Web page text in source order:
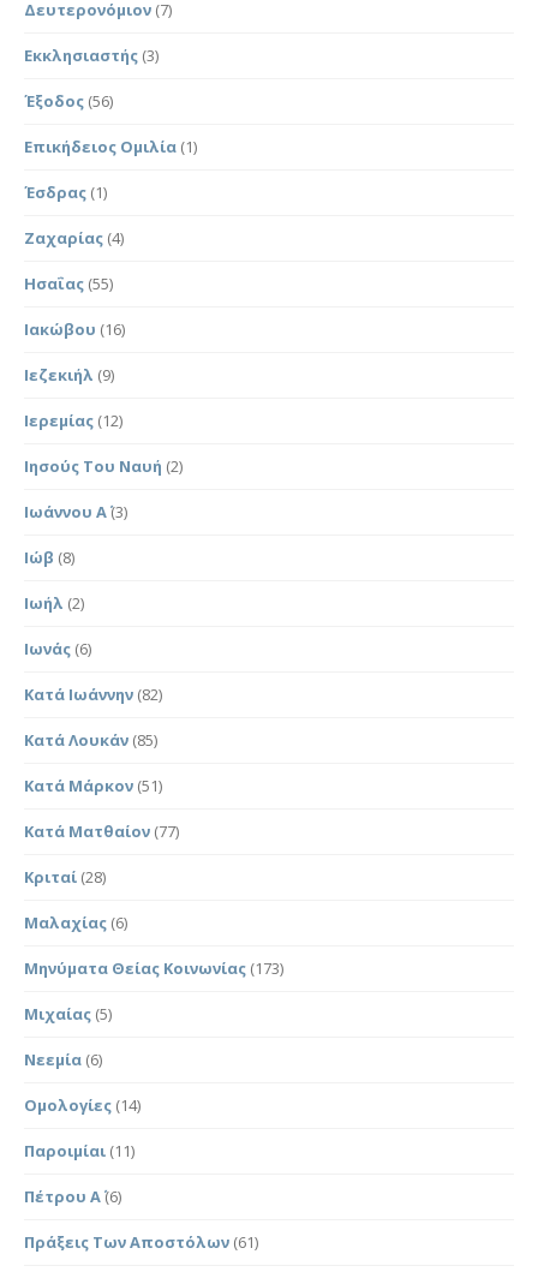
Δευτερονόμιον (7)
Εκκλησιαστής (3)
Έξοδος (56)
Επικήδειος Ομιλία (1)
Έσδρας (1)
Ζαχαρίας (4)
Ησαΐας (55)
Ιακώβου (16)
Ιεζεκιήλ (9)
Ιερεμίας (12)
Ιησούς Του Ναυή (2)
Ιωάννου Α΄(3)
Ιώβ (8)
Ιωήλ (2)
Ιωνάς (6)
Κατά Ιωάννην (82)
Κατά Λουκάν (85)
Κατά Μάρκον (51)
Κατά Ματθαίον (77)
Κριταί (28)
Μαλαχίας (6)
Μηνύματα Θείας Κοινωνίας (173)
Μιχαίας (5)
Νεεμία (6)
Ομολογίες (14)
Παροιμίαι (11)
Πέτρου Α΄(6)
Πράξεις Των Αποστόλων (61)